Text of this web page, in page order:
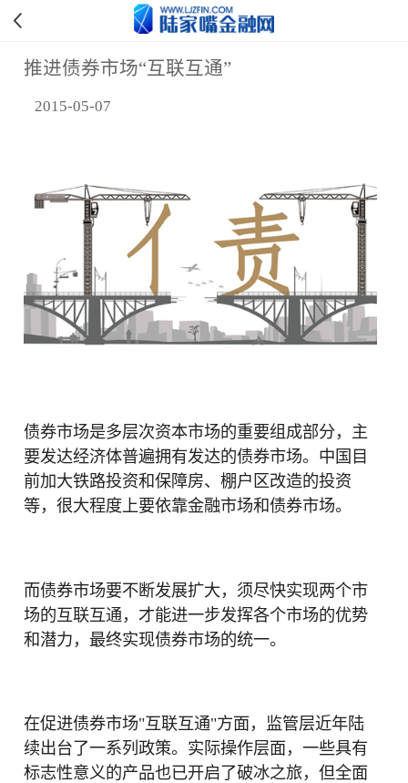
推进债券市场“互联互通”
2015-05-07
债券市场是多层次资本市场的重要组成部分，主
要发达经济体普遍拥有发达的债券市场。中国目
前加大铁路投资和保障房、棚户区改造的投资
等，很大程度上要依靠金融市场和债券市场。
而债券市场要不断发展扩大，须尽快实现两个市
场的互联互通，才能进一步发挥各个市场的优势
和潜力，最终实现债券市场的统一。
在促进债券市场"互联互通"方面，监管层近年陆
续出台了一系列政策。实际操作层面，一些具有
标志性意义的产品也已开启了破冰之旅，但全面